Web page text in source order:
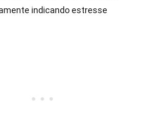
indicando estresse